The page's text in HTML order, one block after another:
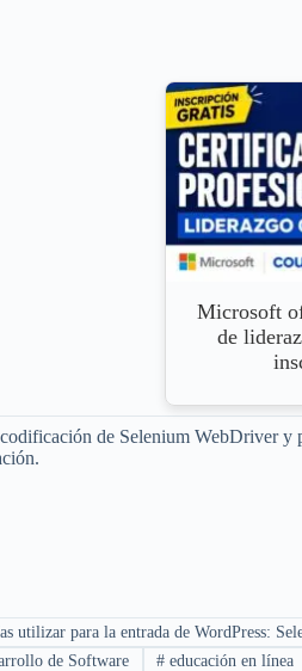
Microsoft
de
de Selenium WebDriver y
utilizar para la entrada de WordPress:
de Software # educación en línea